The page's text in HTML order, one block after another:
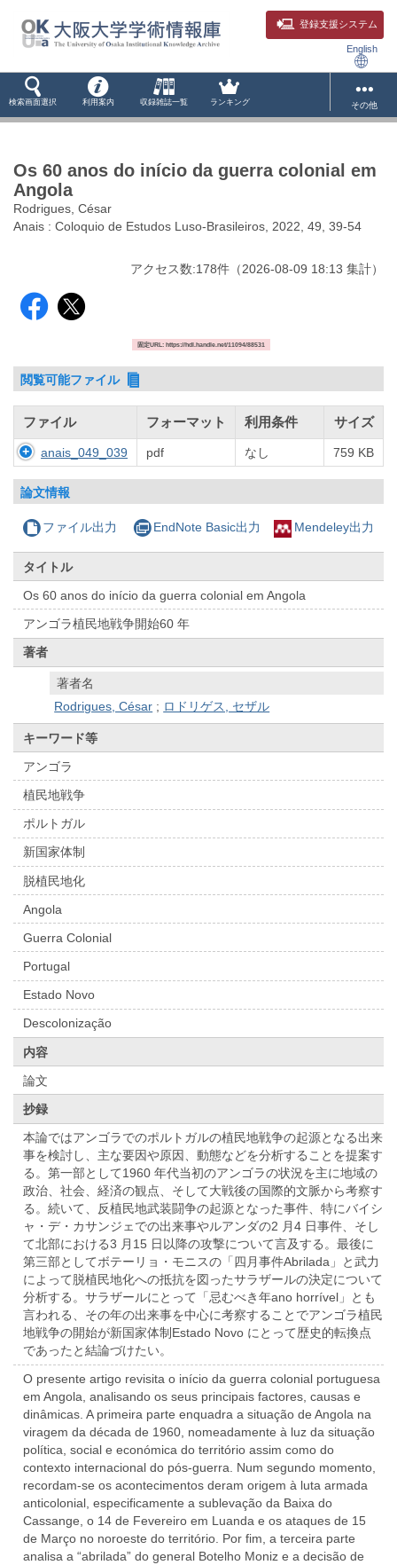
登録支援システム
English
検索画面選択 利用案内 収録雑誌一覧 ランキング その他
Os 60 anos do início da guerra colonial em
Angola
Rodrigues, César
Anais : Coloquio de Estudos Luso-Brasileiros, 2022, 49, 39-54
アクセス数:178件 （2026-08-09 18:13 集計）
固定URL: https://hdl.handle.net/11094/88531
閲覧可能ファイル
ファイル フォーマット 利用条件 サイズ
anais_049_039 pdf なし 759 KB
論文情報
ファイル出力 EndNote Basic出力 Mendeley出力
タイトル
Os 60 anos do início da guerra colonial em Angola
アンゴラ植民地戦争開始60 年
著者
著者名
Rodrigues, César ; ロドリゲス, セザル
キーワード等
アンゴラ
植民地戦争
ポルトガル
新国家体制
脱植民地化
Angola
Guerra Colonial
Portugal
Estado Novo
Descolonização
内容
論文
抄録
本論ではアンゴラでのポルトガルの植民地戦争の起源となる出来
事を検討し、主な要因や原因、動態などを分析することを提案す
る。第一部として1960 年代当初のアンゴラの状況を主に地域の
政治、社会、経済の観点、そして大戦後の国際的文脈から考察す
る。続いて、反植民地武装闘争の起源となった事件、特にバイシ
ャ・デ・カサンジェでの出来事やルアンダの2 月4 日事件、そし
て北部における3 月15 日以降の攻撃について言及する。最後に
第三部としてボテーリョ・モニスの「四月事件Abrilada」と武力
によって脱植民地化への抵抗を図ったサラザールの決定について
分析する。サラザールにとって「忌むべき年ano horrível」とも
言われる、その年の出来事を中心に考察することでアンゴラ植民
地戦争の開始が新国家体制Estado Novo にとって歴史的転換点
であったと結論づけたい。
O presente artigo revisita o início da guerra colonial portuguesa
em Angola, analisando os seus principais factores, causas e
dinâmicas. A primeira parte enquadra a situação de Angola na
viragem da década de 1960, nomeadamente à luz da situação
política, social e económica do território assim como do
contexto internacional do pós-guerra. Num segundo momento,
recordam-se os acontecimentos deram origem à luta armada
anticolonial, especificamente a sublevação da Baixa do
Cassange, o 14 de Fevereiro em Luanda e os ataques de 15
de Março no noroeste do território. Por fim, a terceira parte
analisa a “abrilada” do general Botelho Moniz e a decisão de